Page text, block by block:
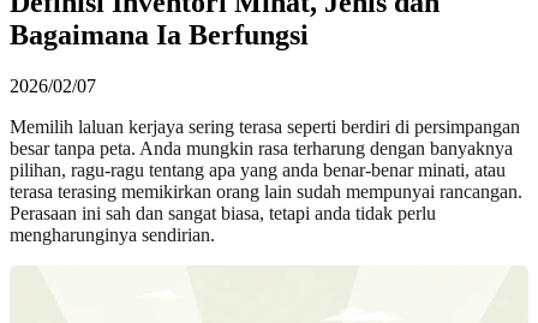
Bagaimana Ia Berfungsi
2026/02/07
Memilih laluan kerjaya sering terasa seperti berdiri di persimpangan
besar tanpa peta. Anda mungkin rasa terharung dengan banyaknya
pilihan, ragu-ragu tentang apa yang anda benar-benar minati, atau
terasa terasing memikirkan orang lain sudah mempunyai rancangan.
Perasaan ini sah dan sangat biasa, tetapi anda tidak perlu
mengharunginya sendirian.